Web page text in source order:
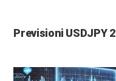
Previsioni USDJPY